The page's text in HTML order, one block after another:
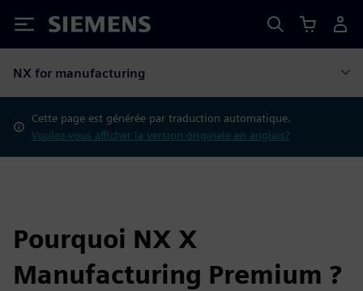
Siemens
NX for manufacturing
Cette page est générée par traduction automatique.
Voulez-vous afficher la version originale en anglais?
Pourquoi NX X
Manufacturing Premium ?